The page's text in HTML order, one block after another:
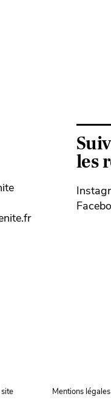
les
Mentions légales